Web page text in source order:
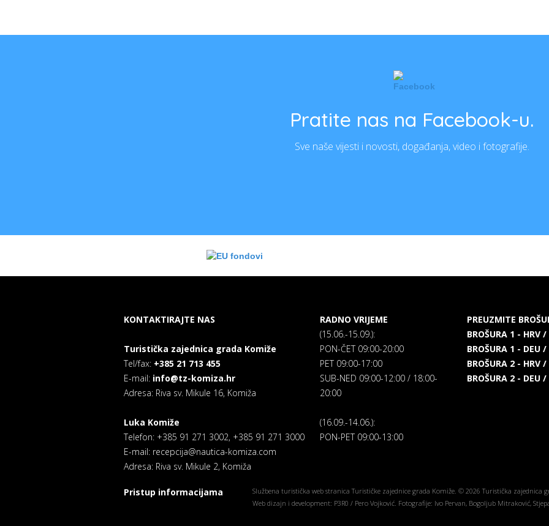
Pratite nas na Facebook-u.
Sve naše vijesti i novosti, događanja, video i fotografije.
KONTAKTIRAJTE NAS
Turistička zajednica grada Komiže
Tel/fax: +385 21 713 455
E-mail: info@tz-komiza.hr
Adresa: Riva sv. Mikule 16, Komiža
Luka Komiže
Telefon: +385 91 271 3002, +385 91 271 3000
E-mail: recepcija@nautica-komiza.com
Adresa: Riva sv. Mikule 2, Komiža
RADNO VRIJEME
(15.06.-15.09.):
PON-ČET 09:00-20:00
PET 09:00-17:00
SUB-NED 09:00-12:00 / 18:00-
20:00
(16.09.-14.06.):
PON-PET 09:00-13:00
PREUZMITE
BROŠURA 1 - HRV /
BROŠURA 1 - DEU /
BROŠURA 2 - HRV /
BROŠURA 2 - DEU
Pristup informacijama
Službena turistička web stranica Turističke zajednice grada Komiže. © 2026 Turistička zajednica
Web dizajn i development: P3R0 / Pero Vojković. Fotografije: Ivo Pervan, Bogoljub Mitraković,